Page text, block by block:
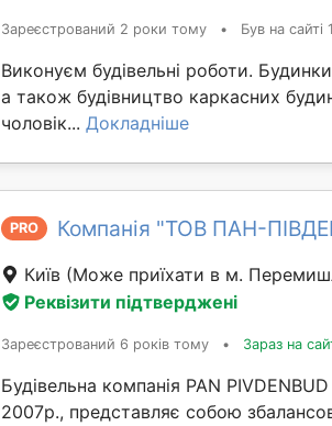
Зареєстрований 2 роки тому • Був на
Виконуєм будівельні роботи.
а також будівництво каркасних
чоловік... Докладніше
PRO Компанія "ТОВ ПАН-
Київ (Може приїхати в м.
Реквізити підтверджені
Зареєстрований 6 років тому • Зараз на
Будівельна компанія PAN
2007р., представляє собою